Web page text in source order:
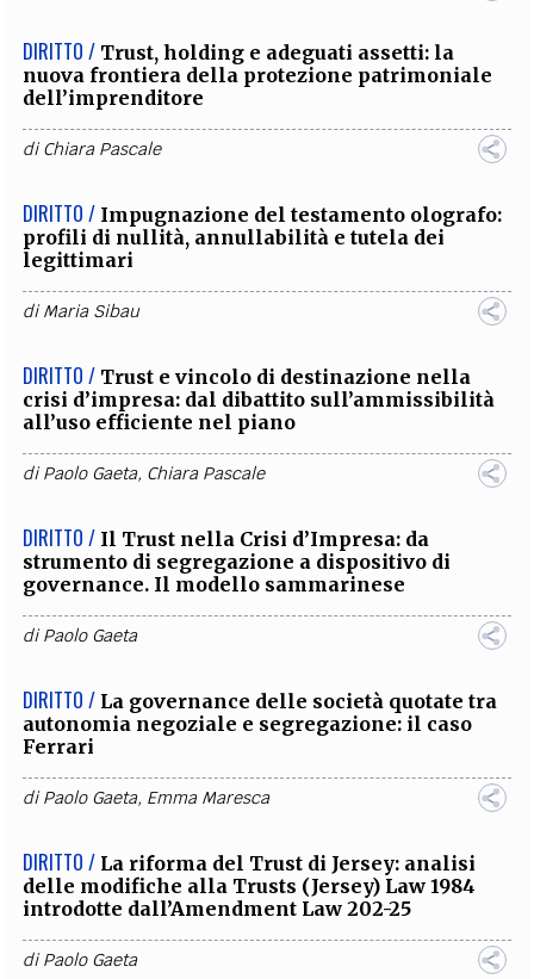
DIRITTO / Trust, holding e adeguati assetti: la
nuova frontiera della protezione patrimoniale
dell’imprenditore
diChiara Pascale
DIRITTO / Impugnazione del testamento olografo:
profili di nullità, annullabilità e tutela dei
legittimari
diMaria Sibau
DIRITTO / Trust e vincolo di destinazione nella
crisi d’impresa: dal dibattito sull’ammissibilità
all’uso efficiente nel piano
diPaolo Gaeta, Chiara Pascale
DIRITTO / Il Trust nella Crisi d’Impresa: da
strumento di segregazione a dispositivo di
governance. Il modello sammarinese
diPaolo Gaeta
DIRITTO / La governance delle società quotate tra
autonomia negoziale e segregazione: il caso
Ferrari
diPaolo Gaeta, Emma Maresca
DIRITTO / La riforma del Trust di Jersey: analisi
delle modifiche alla Trusts (Jersey) Law 1984
introdotte dall’Amendment Law 202-25
diPaolo Gaeta